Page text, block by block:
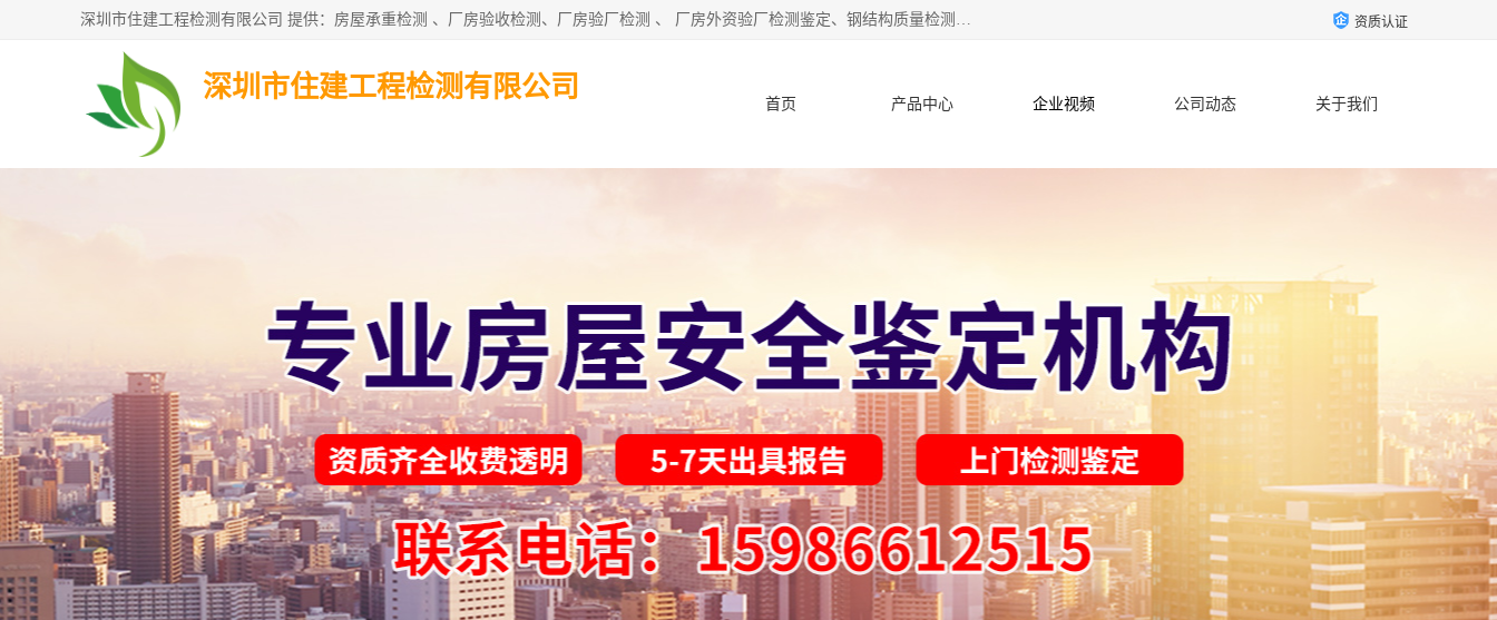
深圳市住建工程检测有限公司 提供：房屋承重检测 、厂房验收检测、厂房验厂检测 、 厂房外资验厂检测鉴定、钢结构质量检测、建筑工程质量检测、厂房楼面承重检测、钢结构厂房质量安全检测、钢结构厂房承重检测、房屋补办房产证检测、结构加固工程的施工及上门、东莞厂房客户验厂检测等服务。 资质认证
深圳市住建工程检测有限公司
首页 产品中心 企业视频 公司动态 关于我们